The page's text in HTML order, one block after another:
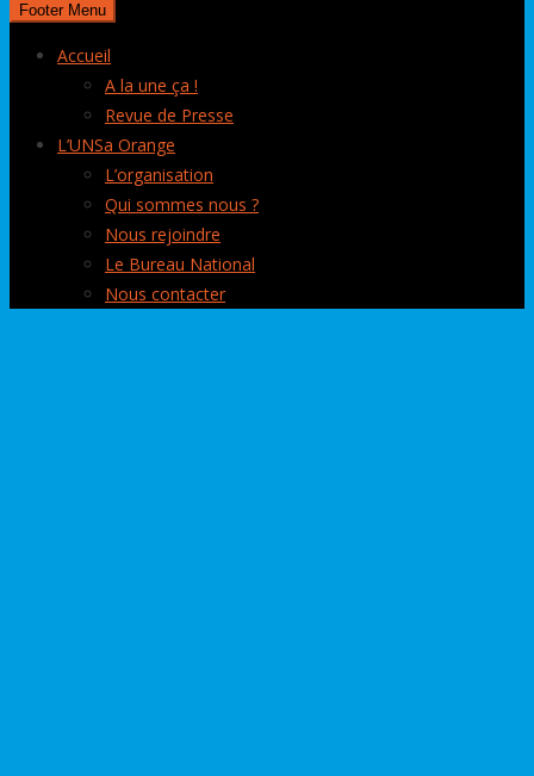
Footer Menu
Accueil
A la une ça !
Revue de Presse
L’UNSa Orange
L’organisation
Qui sommes nous ?
Nous rejoindre
Le Bureau National
Nous contacter